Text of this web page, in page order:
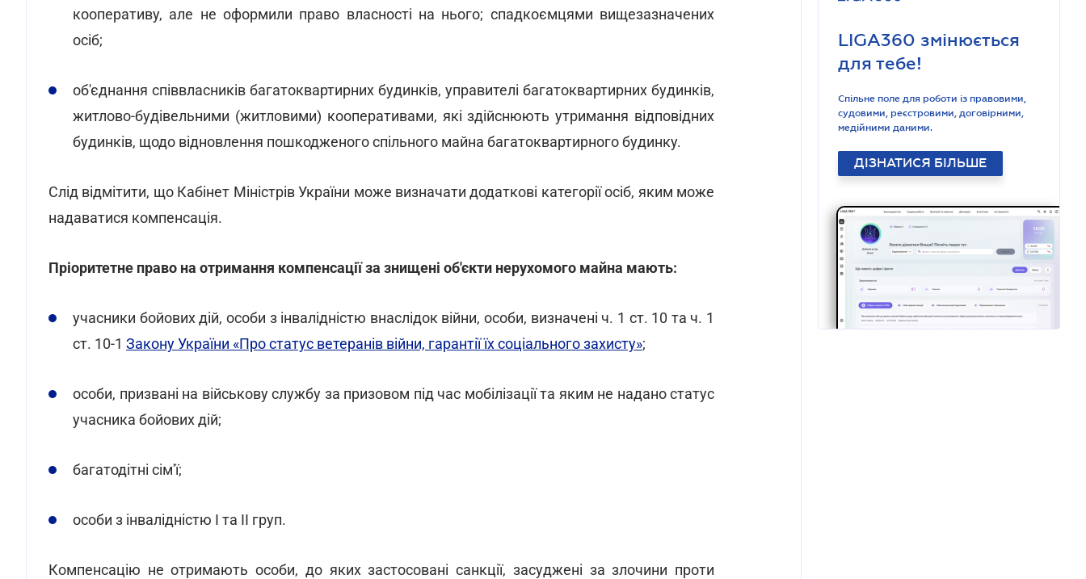
кооперативу, але не оформили право власності на нього; спадкоємцями вищезазначених
осіб;
об'єднання співвласників багатоквартирних будинків, управителі багатоквартирних будинків,
житлово-будівельними (житловими) кооперативами, які здійснюють утримання відповідних
будинків, щодо відновлення пошкодженого спільного майна багатоквартирного будинку.
Слід відмітити, що Кабінет Міністрів України може визначати додаткові категорії осіб, яким може
надаватися компенсація.
Пріоритетне право на отримання компенсації за знищені об'єкти нерухомого майна мають:
учасники бойових дій, особи з інвалідністю внаслідок війни, особи, визначені ч. 1 ст. 10 та ч. 1
ст. 10-1 Закону України «Про статус ветеранів війни, гарантії їх соціального захисту»;
особи, призвані на військову службу за призовом під час мобілізації та яким не надано статус
учасника бойових дій;
багатодітні сім'ї;
особи з інвалідністю І та ІІ груп.
Компенсацію не отримають особи, до яких застосовані санкції, засуджені за злочини проти
LIGA360 змінюється
для тебе!
Спільне поле для роботи із правовими,
судовими, реєстровими, договірними,
медійними даними.
ДІЗНАТИСЯ БІЛЬШЕ